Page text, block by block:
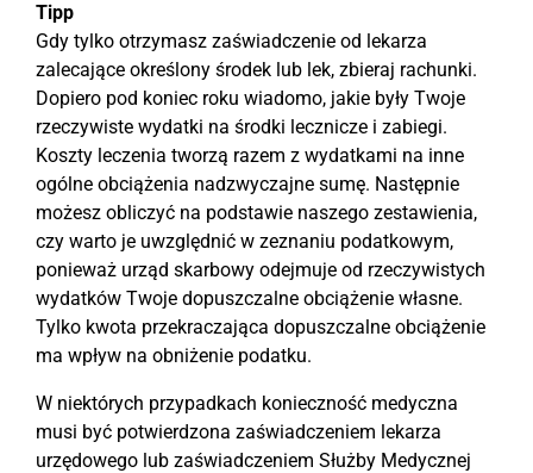
Tipp
Gdy tylko otrzymasz zaświadczenie od lekarza
zalecające określony środek lub lek, zbieraj rachunki.
Dopiero pod koniec roku wiadomo, jakie były Twoje
rzeczywiste wydatki na środki lecznicze i zabiegi.
Koszty leczenia tworzą razem z wydatkami na inne
ogólne obciążenia nadzwyczajne sumę. Następnie
możesz obliczyć na podstawie naszego zestawienia,
czy warto je uwzględnić w zeznaniu podatkowym,
ponieważ urząd skarbowy odejmuje od rzeczywistych
wydatków Twoje dopuszczalne obciążenie własne.
Tylko kwota przekraczająca dopuszczalne obciążenie
ma wpływ na obniżenie podatku.
W niektórych przypadkach konieczność medyczna
musi być potwierdzona zaświadczeniem lekarza
urzędowego lub zaświadczeniem Służby Medycznej